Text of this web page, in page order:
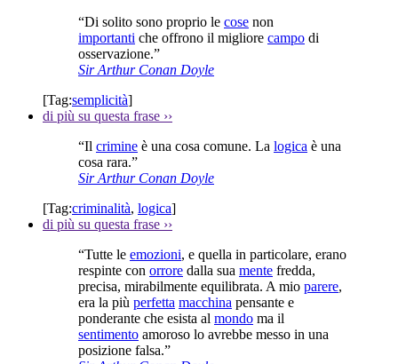
“Di solito sono proprio le cose non
importanti che offrono il migliore campo di
osservazione.”
Sir Arthur Conan Doyle
[Tag:semplicità]
di più su questa frase ››
“Il crimine è una cosa comune. La logica è una
cosa rara.”
Sir Arthur Conan Doyle
[Tag:criminalità, logica]
di più su questa frase ››
“Tutte le emozioni, e quella in particolare, erano
respinte con orrore dalla sua mente fredda,
precisa, mirabilmente equilibrata. A mio parere,
era la più perfetta macchina pensante e
ponderante che esista al mondo ma il
sentimento amoroso lo avrebbe messo in una
posizione falsa.”